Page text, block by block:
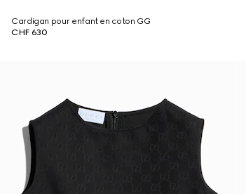
Cardigan pour enfant en coton GG
CHF 630